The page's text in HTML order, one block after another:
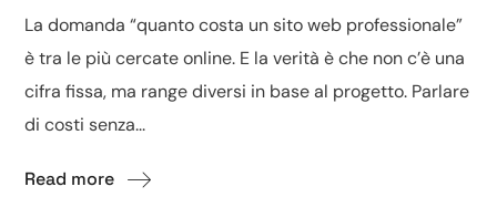
La domanda “quanto costa un sito web professionale”
è tra le più cercate online. E la verità è che non c’è una
cifra fissa, ma range diversi in base al progetto. Parlare
di costi senza...
Read more